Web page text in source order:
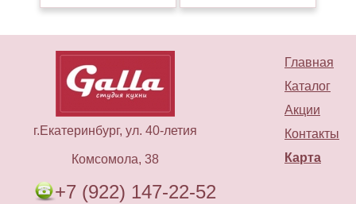
Главная
Каталог
Акции
Контакты
Карта
г.Екатеринбург, ул. 40-летия
Комсомола, 38
+7 (922) 147-22-52